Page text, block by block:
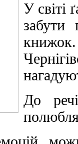
У світі
забути
До